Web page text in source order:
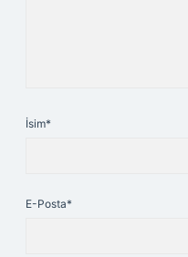
İsim*
E-Posta*